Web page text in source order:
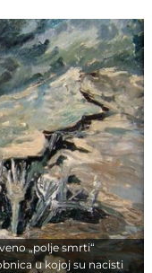
„polje smrti“
u kojoj su nacisti